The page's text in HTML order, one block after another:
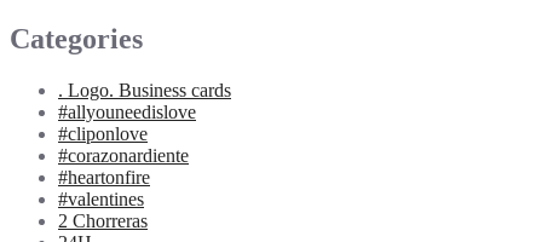
Categories
. Logo. Business cards
#allyouneedislove
#cliponlove
#corazonardiente
#heartonfire
#valentines
2 Chorreras